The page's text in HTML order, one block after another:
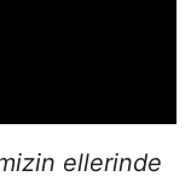
ellerinde